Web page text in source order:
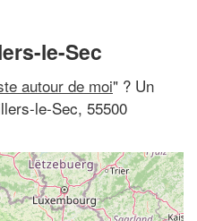
le-Sec
autour de moi" ? Un
le-Sec, 55500